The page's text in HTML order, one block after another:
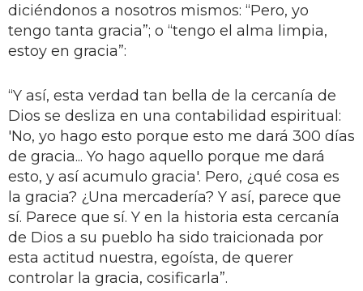
diciéndonos a nosotros mismos: “Pero, yo
tengo tanta gracia”; o “tengo el alma limpia,
estoy en gracia”:
“Y así, esta verdad tan bella de la cercanía de
Dios se desliza en una contabilidad espiritual:
'No, yo hago esto porque esto me dará 300 días
de gracia... Yo hago aquello porque me dará
esto, y así acumulo gracia'. Pero, ¿qué cosa es
la gracia? ¿Una mercadería? Y así, parece que
sí. Parece que sí. Y en la historia esta cercanía
de Dios a su pueblo ha sido traicionada por
esta actitud nuestra, egoísta, de querer
controlar la gracia, cosificarla”.